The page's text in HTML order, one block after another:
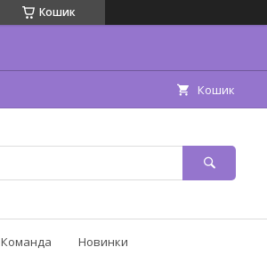
Кошик
Кошик
Команда Новинки